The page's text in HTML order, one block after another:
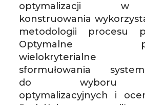
optymalizacji w
konstruowania
metodologii procesu
Optymalne
wielokryterialne
sformułowania
do wyboru
optymalizacyjnych i